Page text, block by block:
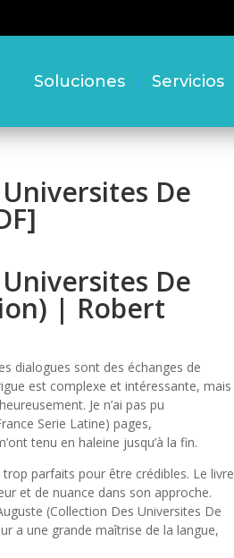
Soluciones Servicios
De
De
| Robert
dialogues sont des échanges de
est complexe et intéressante, mais
Je n’ai pas pu
Serie Latine) pages,
tenu en haleine jusqu’à la fin.
parfaits pour être crédibles. Le livre
et de nuance dans son approche.
(Collection Des Universites De
a une grande maîtrise de la langue,